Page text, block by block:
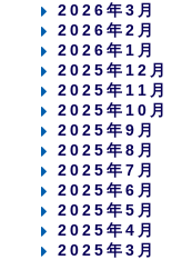
2026年3月
2026年2月
2026年1月
2025年12月
2025年11月
2025年10月
2025年9月
2025年8月
2025年7月
2025年6月
2025年5月
2025年4月
2025年3月